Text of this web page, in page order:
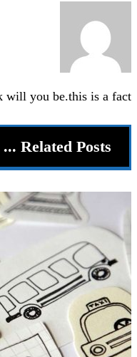
will you be.this is a fact.
Related Posts ...